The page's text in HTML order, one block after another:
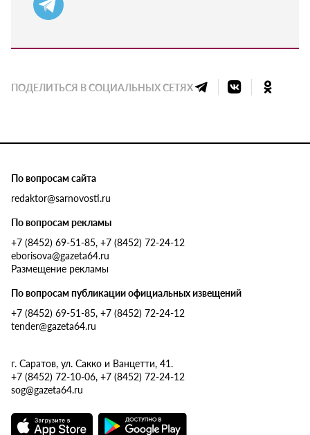
ПОДЕЛИТЬСЯ В СОЦИАЛЬНЫХ СЕТЯХ
По вопросам сайта
redaktor@sarnovosti.ru
По вопросам рекламы
+7 (8452) 69-51-85, +7 (8452) 72-24-12
eborisova@gazeta64.ru
Размещение рекламы
По вопросам публикации официальных извещений
+7 (8452) 69-51-85, +7 (8452) 72-24-12
tender@gazeta64.ru
г. Саратов, ул. Сакко и Ванцетти, 41.
+7 (8452) 72-10-06, +7 (8452) 72-24-12
sog@gazeta64.ru